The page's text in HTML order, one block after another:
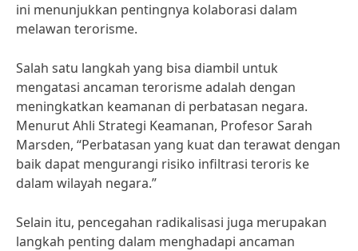
ini menunjukkan pentingnya kolaborasi dalam
melawan terorisme.
Salah satu langkah yang bisa diambil untuk
mengatasi ancaman terorisme adalah dengan
meningkatkan keamanan di perbatasan negara.
Menurut Ahli Strategi Keamanan, Profesor Sarah
Marsden, “Perbatasan yang kuat dan terawat dengan
baik dapat mengurangi risiko infiltrasi teroris ke
dalam wilayah negara.”
Selain itu, pencegahan radikalisasi juga merupakan
langkah penting dalam menghadapi ancaman